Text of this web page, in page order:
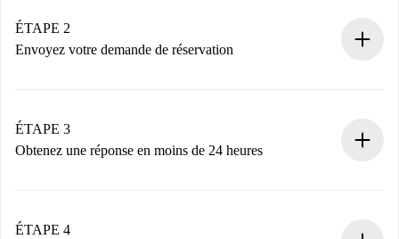
Vous disposez à l’avance de toutes les informations
nécessaires.
ÉTAPE 2
Envoyez votre demande de réservation
Nous ne vous facturerons rien tant que le propriétaire
n’aura pas accepté.
ÉTAPE 3
Obtenez une réponse en moins de 24 heures
contact avec le propriétaire.
ÉTAPE 4